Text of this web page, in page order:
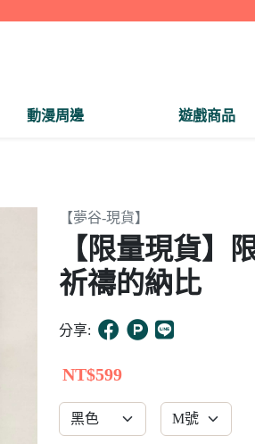
動漫周邊 遊戲商品
【夢谷-現貨】
【限量現貨】
祈禱的納比
分享:
NT$599